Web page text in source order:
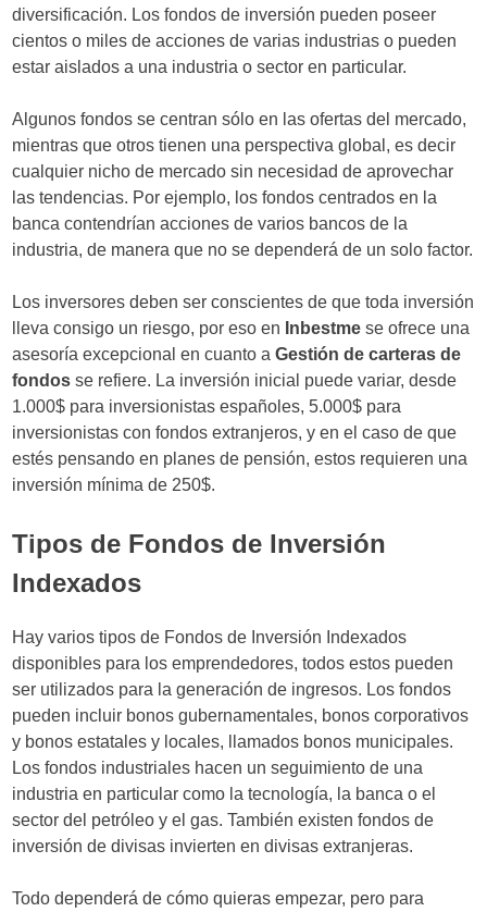
diversificación. Los fondos de inversión pueden poseer
cientos o miles de acciones de varias industrias o pueden
estar aislados a una industria o sector en particular.
Algunos fondos se centran sólo en las ofertas del mercado,
mientras que otros tienen una perspectiva global, es decir
cualquier nicho de mercado sin necesidad de aprovechar
las tendencias. Por ejemplo, los fondos centrados en la
banca contendrían acciones de varios bancos de la
industria, de manera que no se dependerá de un solo factor.
Los inversores deben ser conscientes de que toda inversión
lleva consigo un riesgo, por eso en Inbestme se ofrece una
asesoría excepcional en cuanto aGestión de carteras de
fondos se refiere. La inversión inicial puede variar, desde
1.000$ para inversionistas españoles, 5.000$ para
inversionistas con fondos extranjeros, y en el caso de que
estés pensando en planes de pensión, estos requieren una
inversión mínima de 250$.
Tipos de Fondos de Inversión
Indexados
Hay varios tipos de Fondos de Inversión Indexados
disponibles para los emprendedores, todos estos pueden
ser utilizados para la generación de ingresos. Los fondos
pueden incluir bonos gubernamentales, bonos corporativos
y bonos estatales y locales, llamados bonos municipales.
Los fondos industriales hacen un seguimiento de una
industria en particular como la tecnología, la banca o el
sector del petróleo y el gas. También existen fondos de
inversión de divisas invierten en divisas extranjeras.
Todo dependerá de cómo quieras empezar, pero para